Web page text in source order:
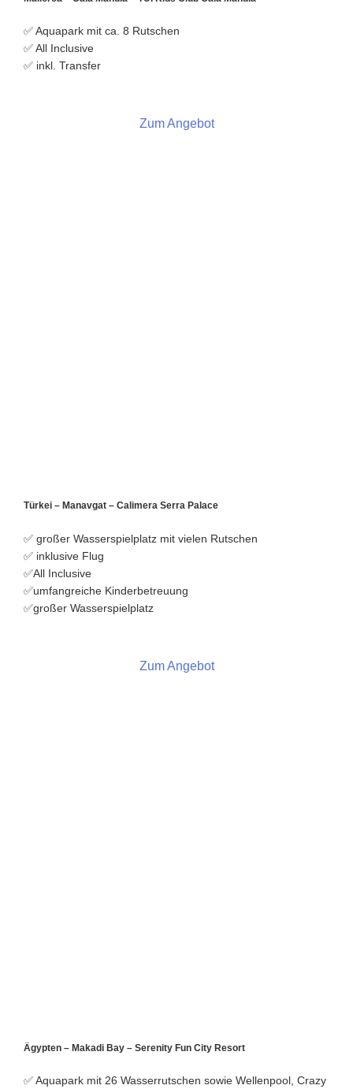
✅ Aquapark mit ca. 8 Rutschen
✅ All Inclusive
✅ inkl. Transfer
Zum Angebot
Türkei – Manavgat – Calimera Serra Palace
✅ großer Wasserspielplatz mit vielen Rutschen
✅ inklusive Flug
✅All Inclusive
✅umfangreiche Kinderbetreuung
✅großer Wasserspielplatz
Zum Angebot
Ägypten – Makadi Bay – Serenity Fun City Resort
✅ Aquapark mit 26 Wasserrutschen sowie Wellenpool, Crazy